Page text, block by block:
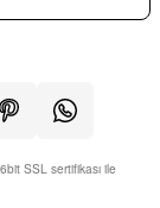
SSL sertifikası ile